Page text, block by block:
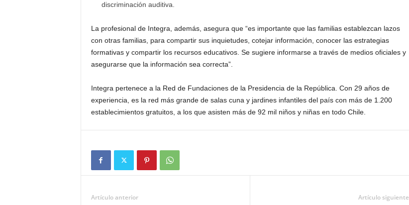
discriminación auditiva.
La profesional de Integra, además, asegura que “es importante que las familias establezcan lazos
con otras familias, para compartir sus inquietudes, cotejar información, conocer las estrategias
formativas y compartir los recursos educativos. Se sugiere informarse a través de medios oficiales y
asegurarse que la información sea correcta”.
Integra pertenece a la Red de Fundaciones de la Presidencia de la República. Con 29 años de
experiencia, es la red más grande de salas cuna y jardines infantiles del país con más de 1.200
establecimientos gratuitos, a los que asisten más de 92 mil niños y niñas en todo Chile.
Artículo anterior Artículo siguiente